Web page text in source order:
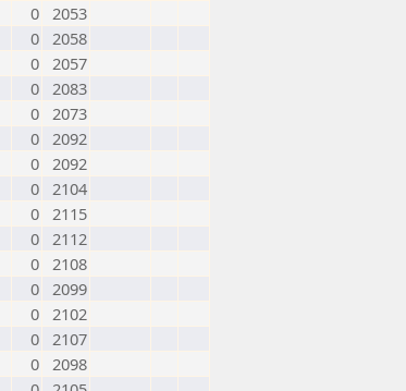
0 2053
0 2058
0 2057
0 2083
0 2073
0 2092
0 2092
0 2104
0 2115
0 2112
0 2108
0 2099
0 2102
0 2107
0 2098